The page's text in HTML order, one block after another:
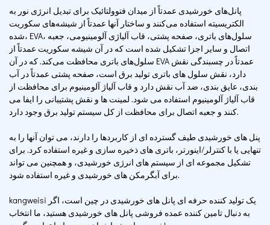
پانل‌های خورشیدی عمدتاً از میدان فتوولتائیک برای تبدیل انرژی نور به
الکتریسیته استفاده می‌کنند و ساختار آنها عمدتاً از شیشه‌های سکوریت
شده، EVA، سلول‌های باتری، صفحه پشتی، قاب آلیاژی آلومینیومی، جعبه
اتصال و سایر اجزا تشکیل شده است که در آن شیشه سکوریت عمدتاً از
سلول‌های باتری محافظت می‌کند. که در آن EVA عمدتاً در چسبندگی نقش
دارد، نقش سلول های باتری تولید برق است، صفحه پشتی عمدتاً در آب
بندی، عایق بندی، ضد آب نقش دارد و قاب آلیاژ آلومینیوم برای محافظت از
قاب آلیاژ آلومینیوم استفاده می شود. لمینت ها و نقش پشتیبانی را ایفا می
کنند و جعبه اتصال برای محافظت از کل سیستم تولید برق وجود دارد.
پنل های خورشیدی طیف گسترده ای از کاربردها را دارند، می توان آنها را به
تنهایی یا با کنترلر/اینورتر، باتری های ذخیره سازی و غیره استفاده کرد. برای
تشکیل مجموعه ای از سیستم های انرژی خورشیدی، و همچنین می تواند
برای آبگرمکن های خورشیدی و غیره استفاده شود.
kangweisi یک تولید کننده حرفه ای پانل های خورشیدی در چین است، اگر
به دنبال تامین کننده عمده فروشی پانل های خورشیدی هستید، ما انتخاب